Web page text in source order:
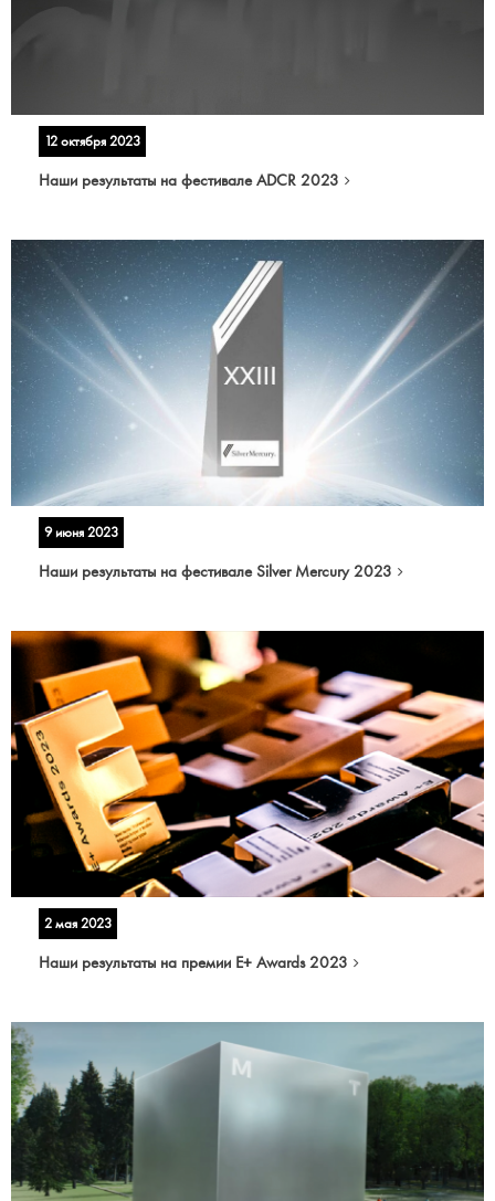
12 октября 2023
Наши результаты на фестивале ADCR 2023
9 июня 2023
Наши результаты на фестивале Silver Mercury 2023
2 мая 2023
Наши результаты на премии E+ Awards 2023